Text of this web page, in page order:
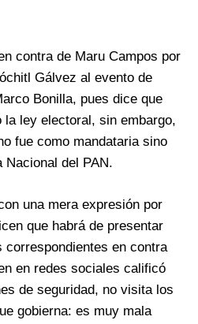
contra de Maru Campos por
Gálvez al evento de
Bonilla, pues dice que
la ley electoral, sin embargo,
fue como mandataria sino
Nacional del PAN.
una mera expresión por
que habrá de presentar
correspondientes en contra
en redes sociales calificó
de seguridad, no visita los
gobierna: es muy mala